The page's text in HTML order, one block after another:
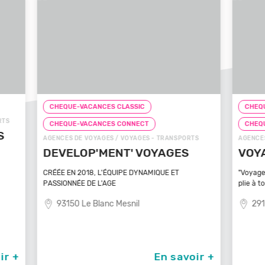
+
CHEQUE-VACANCES CLASSIC
CHEQUE-VACANCES CONNECT
AGENCES DE VOYAGES / VOYAGES - TRANSPORTS
VOYAGEZ VOS REVES
"Voyagez vos rêves - L'agence de voyage qui se
plie à tout
29100 Poullan Sur Mer
En savoir +
ZOOS,